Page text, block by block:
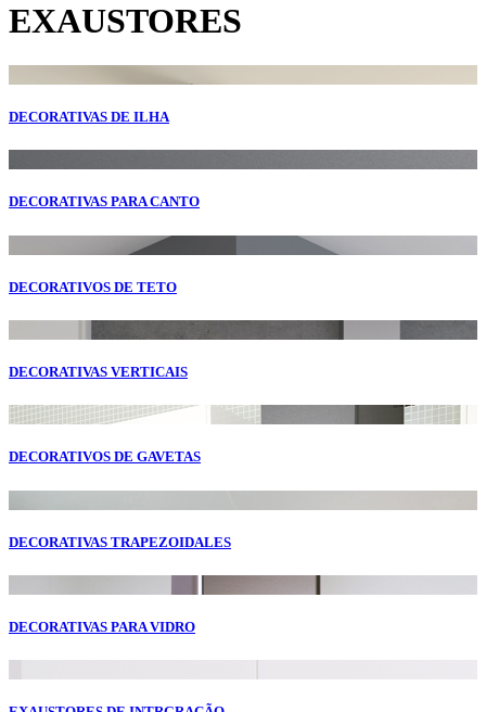
EXAUSTORES
DECORATIVAS DE ILHA
DECORATIVAS PARA CANTO
DECORATIVOS DE TETO
DECORATIVAS VERTICAIS
DECORATIVOS DE GAVETAS
DECORATIVAS TRAPEZOIDALES
DECORATIVAS PARA VIDRO